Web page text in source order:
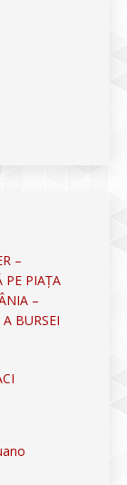
–
PE PIAȚA
–
BURSEI